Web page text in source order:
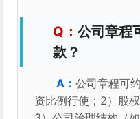
公司章程
款？
公司章程可
资比例行使；2）股